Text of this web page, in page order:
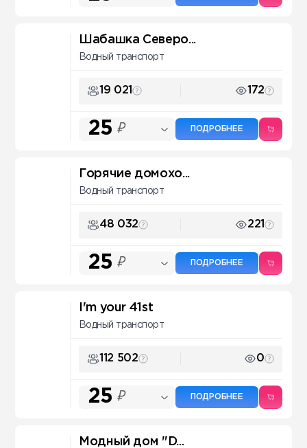
Шабашка Северо...
Водный транспорт
19 021 172
25 ₽ ПОДРОБНЕЕ
Горячие домохо...
Водный транспорт
48 032 221
25 ₽ ПОДРОБНЕЕ
I'm your 41st
Водный транспорт
112 502 0
25 ₽ ПОДРОБНЕЕ
Модный дом "D...